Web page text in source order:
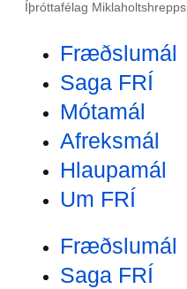
Íþróttafélag Miklaholtshrepps
Fræðslumál
Saga FRÍ
Mótamál
Afreksmál
Hlaupamál
Um FRÍ
Fræðslumál
Saga FRÍ